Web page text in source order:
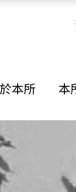
本所 本